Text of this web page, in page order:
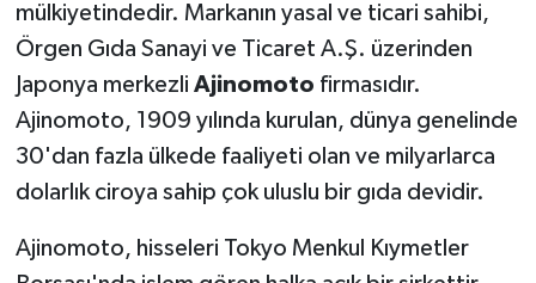
mülkiyetindedir. Markanın yasal ve ticari sahibi,
Örgen Gıda Sanayi ve Ticaret A.Ş. üzerinden
Japonya merkezli Ajinomoto firmasıdır.
Ajinomoto, 1909 yılında kurulan, dünya genelinde
30'dan fazla ülkede faaliyeti olan ve milyarlarca
dolarlık ciroya sahip çok uluslu bir gıda devidir.
Ajinomoto, hisseleri Tokyo Menkul Kıymetler